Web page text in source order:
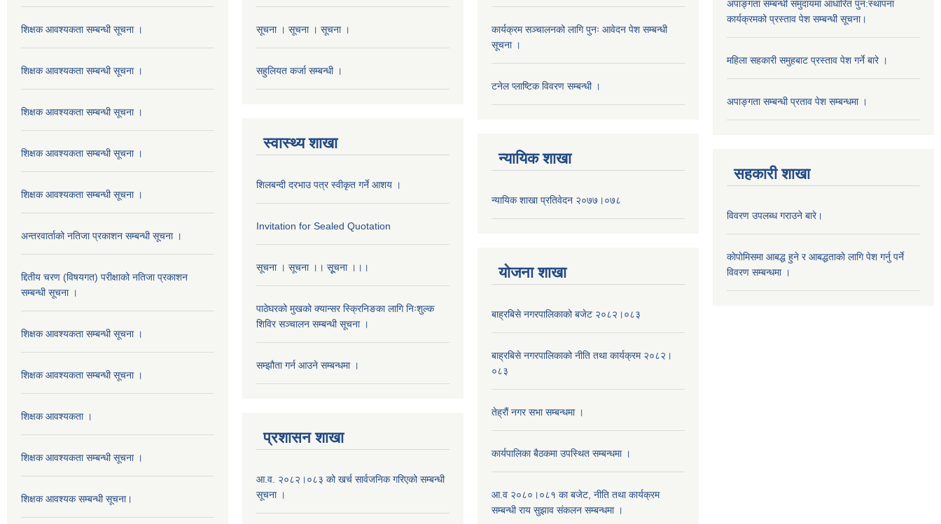
शिक्षक आवश्यकता सम्बन्धी सूचना ।
शिक्षक आवश्यकता सम्बन्धी सूचना ।
शिक्षक आवश्यकता सम्बन्धी सूचना ।
शिक्षक आवश्यकता सम्बन्धी सूचना ।
शिक्षक आवश्यकता सम्बन्धी सूचना ।
अन्तरवार्ताको नतिजा प्रकाशन सम्बन्धी सूचना ।
द्दितीय चरण (विषयगत) परीक्षाको नतिजा प्रकाशन
सम्बन्धी सूचना ।
शिक्षक आवश्यकता सम्बन्धी सूचना ।
शिक्षक आवश्यकता सम्बन्धी सूचना ।
शिक्षक आवश्यकता ।
शिक्षक आवश्यकता सम्बन्धी सूचना ।
शिक्षक आवश्यक सम्बन्धी सूचना।
सूचना । सूचना । सूचना ।
सहुलियत कर्जा सम्बन्धी ।
स्वास्थ्य शाखा
शिलबन्दी दरभाउ पत्र स्वीकृत गर्ने आशय ।
Invitation for Sealed Quotation
सूचना । सूचना ।। सूूचना ।।।
पाठेघरको मुखको क्यान्सर स्क्रिनिङका लागि निःशुल्क
शिविर सञ्चालन सम्बन्धी सूचना ।
सम्झौता गर्न आउने सम्बन्धमा ।
प्रशासन शाखा
आ.व. २०८२।०८३ को खर्च सार्वजनिक गरिएको सम्बन्धी
सूचना ।
कार्यक्रम सञ्चालनको लागि पुनः आवेदन पेश सम्बन्धी
सूचना ।
टनेल प्लाष्टिक विवरण सम्बन्धी ।
न्यायिक शाखा
न्यायिक शाखा प्रतिवेदन २०७७।०७८
याेजना शाखा
बाह्रबिसे नगरपालिकाको बजेट २०८२।०८३
बाह्रबिसे नगरपालिकाको नीति तथा कार्यक्रम २०८२।
०८३
तेह्रौं नगर सभा सम्बन्धमा ।
कार्यपालिका बैठकमा उपस्थित सम्बन्धमा ।
आ.व २०८०।०८१ का बजेट, नीति तथा कार्यक्रम
सम्बन्धी राय सुझाव संकलन सम्बन्धमा ।
अपाङ्गता सम्बन्धी समुदायमा आधारित पुन:स्थापना
कार्यक्रमको प्रस्ताव पेश सम्बन्धी सूचना।
महिला सहकारी समुहबाट प्रस्ताव पेश गर्ने बारे ।
अपाङ्गता सम्बन्धी प्रताव पेश सम्बन्धमा ।
सहकारी शाखा
विवरण उपलब्ध गराउने बारे।
काेपाेमिसमा आबद्ध हुने र आबद्धताकाे लागि पेश गर्नु पर्ने
विवरण सम्बन्धमा ।